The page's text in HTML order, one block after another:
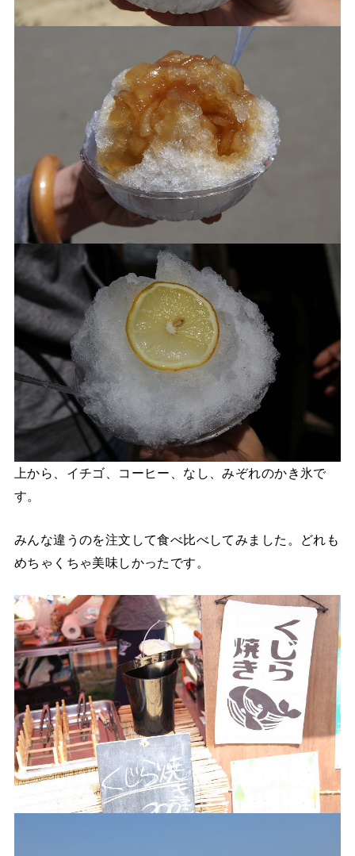
上から、イチゴ、コーヒー、なし、みぞれのかき氷で
す。
みんな違うのを注文して食べ比べしてみました。どれも
めちゃくちゃ美味しかったです。